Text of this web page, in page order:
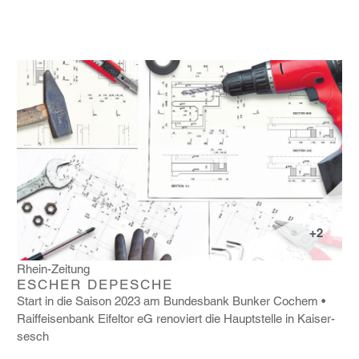
+2
Rhein-Zeitung
ESCHER DEPESCHE
Start in die Saison 2023 am Bundes­bank Bunker Cochem
Raiff­ei­sen­bank Eifeltor eG reno­viert die Haupt­stelle in Kaiser­
sesch